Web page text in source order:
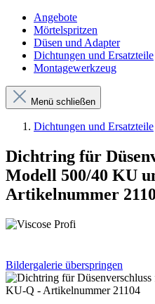
Angebote
Mörtelspritzen
Düsen und Adapter
Dichtungen und Ersatzteile
Montagewerkzeug
Menü schließen
Dichtungen und Ersatzteile
Dichtring für
Modell 500/40 KU
Artikelnummer
Bildergalerie überspringen